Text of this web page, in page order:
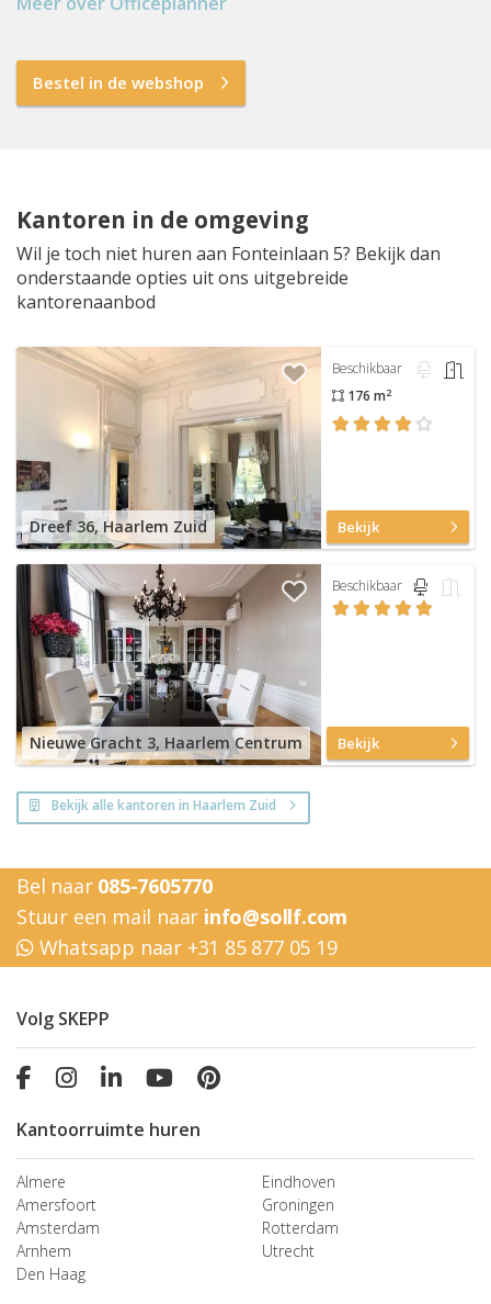
Bestel in de webshop
Kantoren in de omgeving
Wil je toch niet huren aan Fonteinlaan 5? Bekijk dan
onderstaande opties uit ons uitgebreide
kantorenaanbod
Dreef 36, Haarlem Zuid
Beschikbaar
176 m2
Bekijk
Nieuwe Gracht 3, Haarlem Centrum
Beschikbaar
Bekijk
Bekijk alle kantoren in Haarlem Zuid
Bel naar 085-7605770
Stuur een mail naar info@sollf.com
Whatsapp naar +31 85 877 05 19
Volg SKEPP
Kantoorruimte huren
Almere
Amersfoort
Amsterdam
Arnhem
Den Haag
Eindhoven
Groningen
Rotterdam
Utrecht